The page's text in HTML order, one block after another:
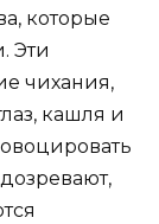
которые
Эти
чихания,
кашля и